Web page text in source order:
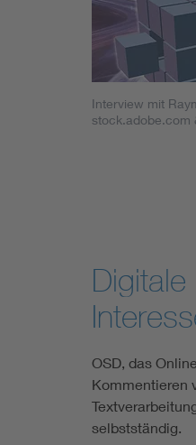
Interview mit
stock.adobe.com
OSD, das
Kommentieren
selbstständig.